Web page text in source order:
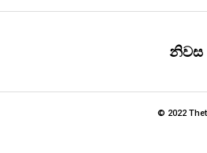
නිවස
© 2022